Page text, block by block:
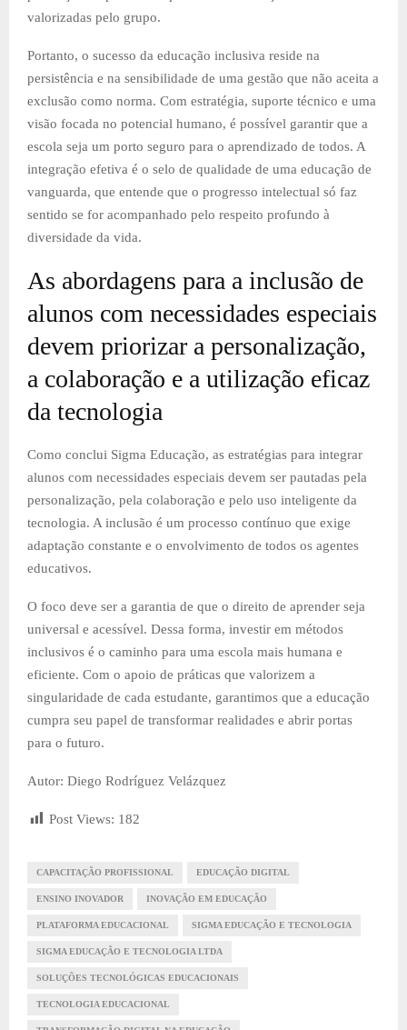
valorizadas pelo grupo.
Portanto, o sucesso da educação inclusiva reside na
persistência e na sensibilidade de uma gestão que não aceita a
exclusão como norma. Com estratégia, suporte técnico e uma
visão focada no potencial humano, é possível garantir que a
escola seja um porto seguro para o aprendizado de todos. A
integração efetiva é o selo de qualidade de uma educação de
vanguarda, que entende que o progresso intelectual só faz
sentido se for acompanhado pelo respeito profundo à
diversidade da vida.
As abordagens para a inclusão de
alunos com necessidades especiais
devem priorizar a personalização,
a colaboração e a utilização eficaz
da tecnologia
Como conclui Sigma Educação, as estratégias para integrar
alunos com necessidades especiais devem ser pautadas pela
personalização, pela colaboração e pelo uso inteligente da
tecnologia. A inclusão é um processo contínuo que exige
adaptação constante e o envolvimento de todos os agentes
educativos.
O foco deve ser a garantia de que o direito de aprender seja
universal e acessível. Dessa forma, investir em métodos
inclusivos é o caminho para uma escola mais humana e
eficiente. Com o apoio de práticas que valorizem a
singularidade de cada estudante, garantimos que a educação
cumpra seu papel de transformar realidades e abrir portas
para o futuro.
Autor: Diego Rodríguez Velázquez
Post Views: 182
CAPACITAÇÃO PROFISSIONAL EDUCAÇÃO DIGITAL
ENSINO INOVADOR INOVAÇÃO EM EDUCAÇÃO
PLATAFORMA EDUCACIONAL SIGMA EDUCAÇÃO E TECNOLOGIA
SIGMA EDUCAÇÃO E TECNOLOGIA LTDA
SOLUÇÕES TECNOLÓGICAS EDUCACIONAIS
TECNOLOGIA EDUCACIONAL